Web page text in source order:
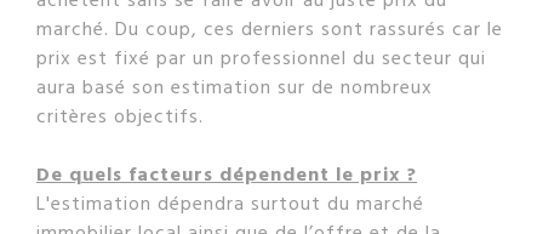
marché. Du coup, ces derniers sont rassurés car le
prix est fixé par un professionnel du secteur qui
aura basé son estimation sur de nombreux
critères objectifs.
De quels facteurs dépendent le prix ?
L'estimation dépendra surtout du marché